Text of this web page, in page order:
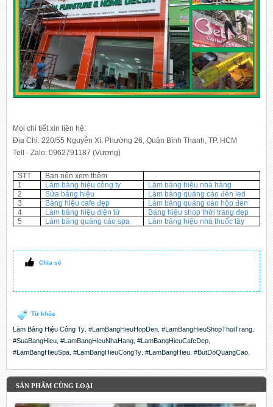
Mọi chi tiết xin liên hệ:
Địa Chỉ: 220/55 Nguyễn Xí, Phường 26, Quận Bình Thạnh, TP. HCM
Tell - Zalo: 0962791187 (Vương)
STT
Bạn nên xem thêm
1
Làm bảng hiệu công ty
Làm bảng hiệu nhà hàng
2
Sửa bảng hiệu
Làm bảng quảng cáo đèn led
3
Bảng hiệu cafe đẹp
Làm bảng quảng cáo hộp đèn
4
Làm bảng hiệu điện tử
Bảng hiệu shop thời trang đẹp
5
Làm bảng quảng cáo spa Làm bảng hiệu nhà thuốc tây
Chia sẻ
Từ khóa
Làm Bảng Hiệu Công Ty, #LamBangHieuHopDen, #LamBangHieuShopThoiTrang,
#SuaBangHieu, #LamBangHieuNhaHang, #LamBangHieuCafeDep,
#LamBangHieuSpa, #LamBangHieuCongTy, #LamBangHieu, #ButDoQuangCao,
SẢN PHẨM CÙNG LOẠI